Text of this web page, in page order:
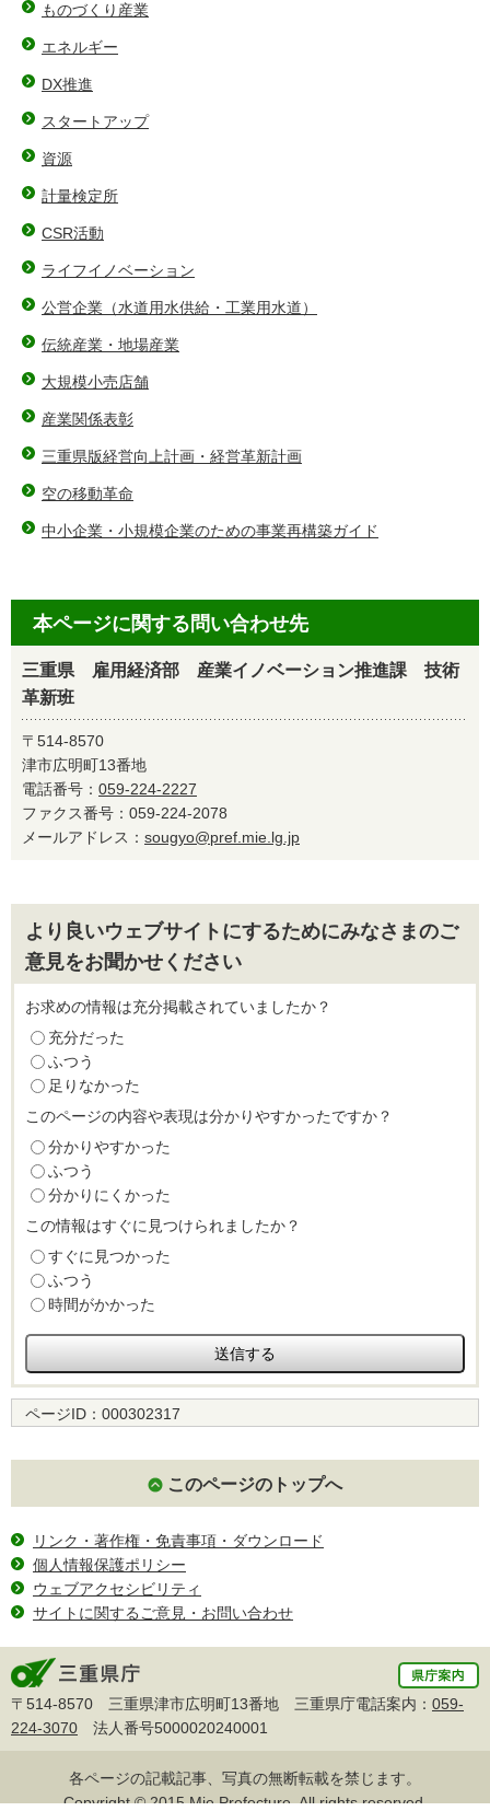
ものづくり産業
エネルギー
DX推進
スタートアップ
資源
計量検定所
CSR活動
ライフイノベーション
公営企業（水道用水供給・工業用水道）
伝統産業・地場産業
大規模小売店舗
産業関係表彰
三重県版経営向上計画・経営革新計画
空の移動革命
中小企業・小規模企業のための事業再構築ガイド
本ページに関する問い合わせ先
三重県 雇用経済部 産業イノベーション推進課 技術
革新班
〒514-8570
津市広明町13番地
電話番号： 059-224-2227
ファクス番号：059-224-2078
メールアドレス： sougyo@pref.mie.lg.jp
より良いウェブサイトにするためにみなさまのご
意見をお聞かせください
お求めの情報は充分掲載されていましたか？
充分だった
ふつう
足りなかった
このページの内容や表現は分かりやすかったですか？
分かりやすかった
ふつう
分かりにくかった
この情報はすぐに見つけられましたか？
すぐに見つかった
ふつう
時間がかかった
ページID： 000302317
このページのトップへ
リンク・著作権・免責事項・ダウンロード
個人情報保護ポリシー
ウェブアクセシビリティ
サイトに関するご意見・お問い合わせ
〒514-8570 三重県津市広明町13番地 三重県庁電話案内： 059-
224-3070 法人番号5000020240001
各ページの記載記事、写真の無断転載を禁じます。
Copyright © 2015 Mie Prefecture, All rights reserved.